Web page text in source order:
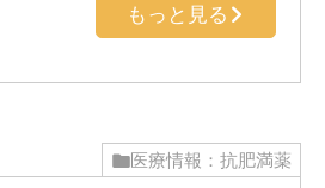
もっと見る
医療情報：抗肥満薬